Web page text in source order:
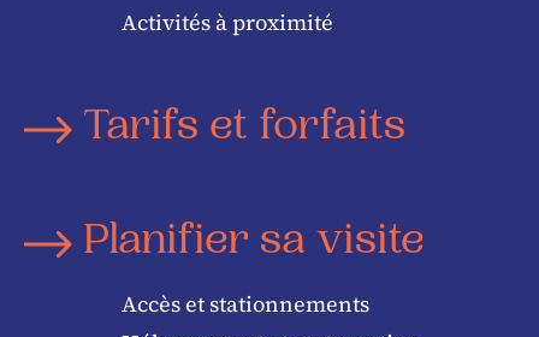
Activités à proximité
Tarifs et forfaits
Planifier sa visite
Accès et stationnements